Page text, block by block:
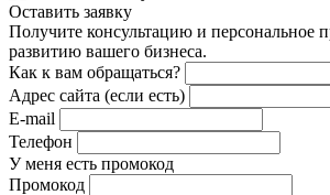
Оставить заявку
Получите консультацию и персональное
развитию вашего бизнеса.
Как к вам обращаться?
Адрес сайта (если есть)
E-mail
Телефон
У меня есть промокод
Промокод